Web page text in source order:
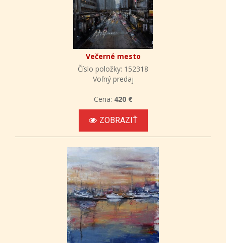
Večerné mesto
Číslo položky: 152318
Voľný predaj
Cena: 420 €
ZOBRAZIŤ